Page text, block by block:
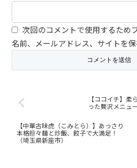
次回のコメントで使用するため
名前、メールアドレス、サイトを保
【ココイチ】柔
った贅沢メニュ
【中華古味虎（こみとら）】あっさり
本格担々麺と炒飯、餃子で大満足！
（埼玉県新座市）